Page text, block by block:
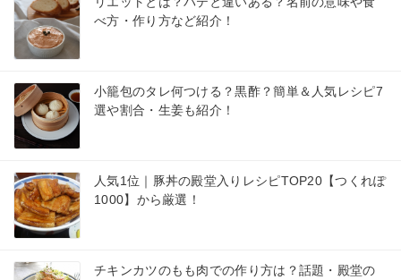
べ方・作り方など紹介！
小籠包のタレ何つける？黒酢？簡単＆人気レシピ7
選や割合・生姜も紹介！
人気1位｜豚丼の殿堂入りレシピTOP20【つくれぽ
1000】から厳選！
チキンカツのもも肉での作り方は？話題・殿堂の